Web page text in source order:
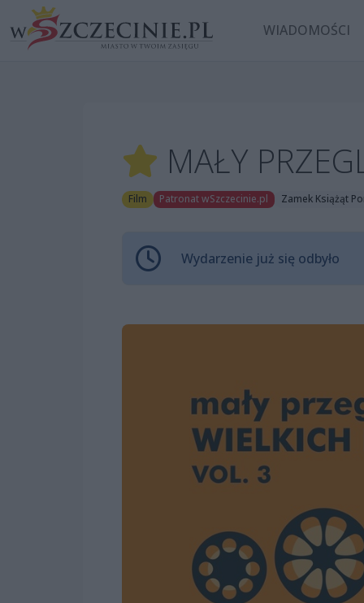
WIADOMOŚCI
MAŁY
Film Patronat wSzczecinie.pl Zamek Książąt
Wydarzenie już się odbyło